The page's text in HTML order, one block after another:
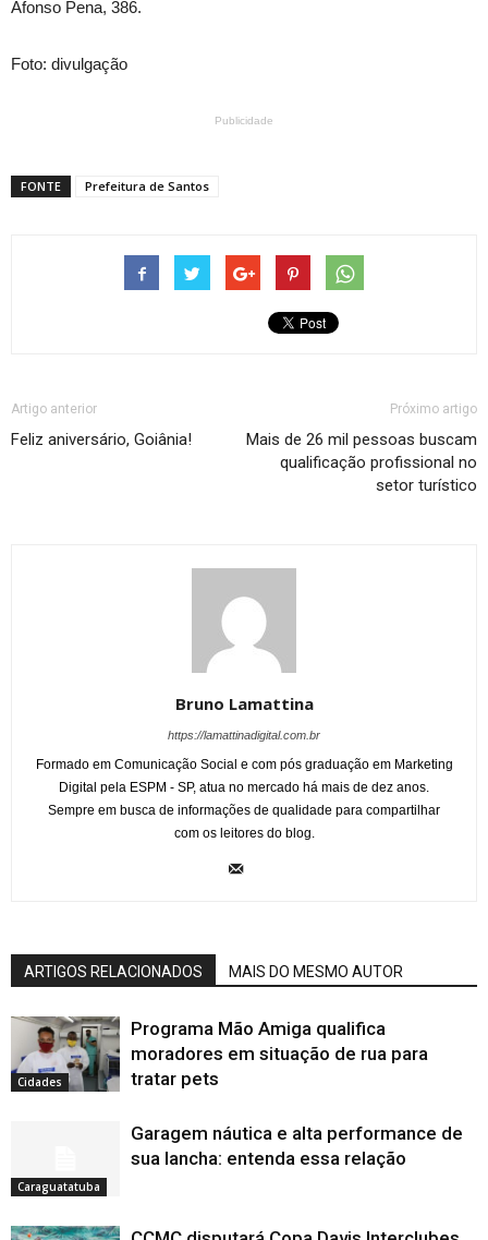
Afonso Pena, 386.
Foto: divulgação
Publicidade
FONTE Prefeitura de Santos
Artigo anterior
Feliz aniversário, Goiânia!
Próximo artigo
Mais de 26 mil pessoas buscam
qualificação profissional no
setor turístico
Bruno Lamattina
https://lamattinadigital.com.br
Formado em Comunicação Social e com pós graduação em Marketing
Digital pela ESPM - SP, atua no mercado há mais de dez anos.
Sempre em busca de informações de qualidade para compartilhar
com os leitores do blog.
ARTIGOS RELACIONADOS MAIS DO MESMO AUTOR
Cidades
Programa Mão Amiga qualifica
moradores em situação de rua para
tratar pets
Caraguatatuba
Garagem náutica e alta performance de
sua lancha: entenda essa relação